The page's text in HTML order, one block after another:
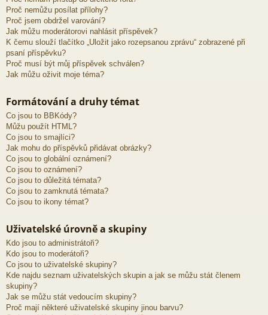
Proč nemůžu posílat přílohy?
Proč jsem obdržel varování?
Jak můžu moderátorovi nahlásit příspěvek?
K čemu slouží tlačítko „Uložit jako rozepsanou zprávu“ zobrazené při
psaní příspěvku?
Proč musí být můj příspěvek schválen?
Jak můžu oživit moje téma?
Formátování a druhy témat
Co jsou to BBKódy?
Můžu použít HTML?
Co jsou to smajlíci?
Jak mohu do příspěvků přidávat obrázky?
Co jsou to globální oznámení?
Co jsou to oznámení?
Co jsou to důležitá témata?
Co jsou to zamknutá témata?
Co jsou to ikony témat?
Uživatelské úrovně a skupiny
Kdo jsou to administrátoři?
Kdo jsou to moderátoři?
Co jsou to uživatelské skupiny?
Kde najdu seznam uživatelských skupin a jak se můžu stát členem
skupiny?
Jak se můžu stát vedoucím skupiny?
Proč mají některé uživatelské skupiny jinou barvu?